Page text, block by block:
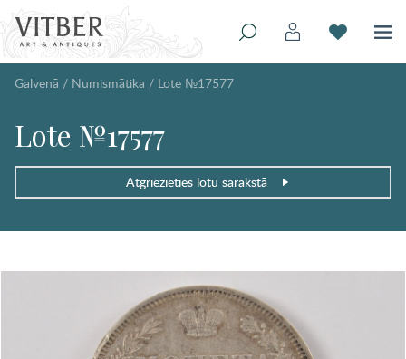
Galvenā / Numismātika / Lote №17577
Lote №17577
Atgriezieties lotu sarakstā